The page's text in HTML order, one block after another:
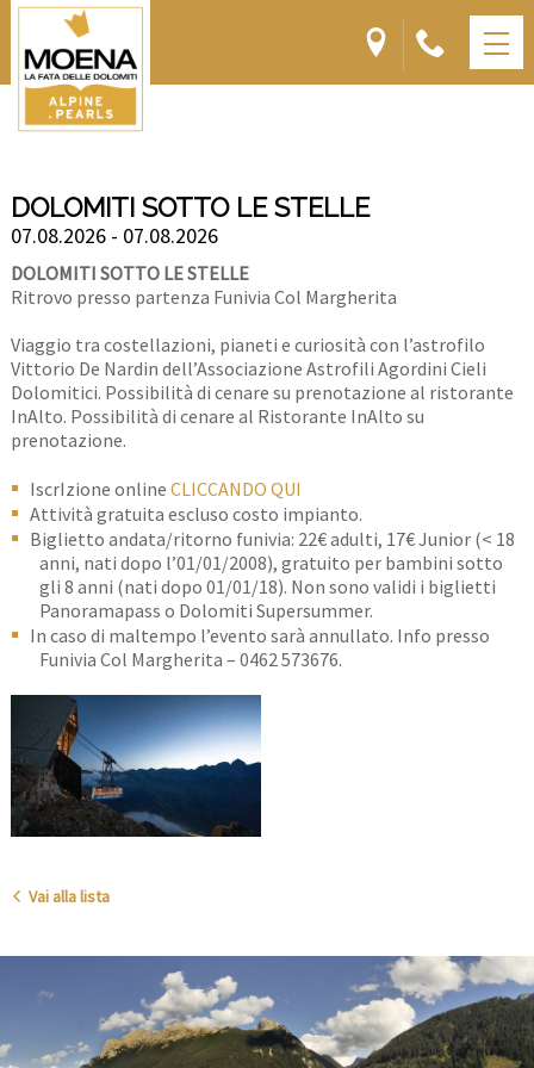
DOLOMITI SOTTO LE STELLE
07.08.2026 - 07.08.2026
DOLOMITI SOTTO LE STELLE
Ritrovo presso partenza Funivia Col Margherita
Viaggio tra costellazioni, pianeti e curiosità con l’astrofilo
Vittorio De Nardin dell’Associazione Astrofili Agordini Cieli
Dolomitici. Possibilità di cenare su prenotazione al ristorante
InAlto. Possibilità di cenare al Ristorante InAlto su
prenotazione.
IscrIzione online CLICCANDO QUI
Attività gratuita escluso costo impianto.
Biglietto andata/ritorno funivia: 22€ adulti, 17€ Junior (< 18
anni, nati dopo l’01/01/2008), gratuito per bambini sotto
gli 8 anni (nati dopo 01/01/18). Non sono validi i biglietti
Panoramapass o Dolomiti Supersummer.
In caso di maltempo l’evento sarà annullato. Info presso
Funivia Col Margherita – 0462 573676.
Vai alla lista